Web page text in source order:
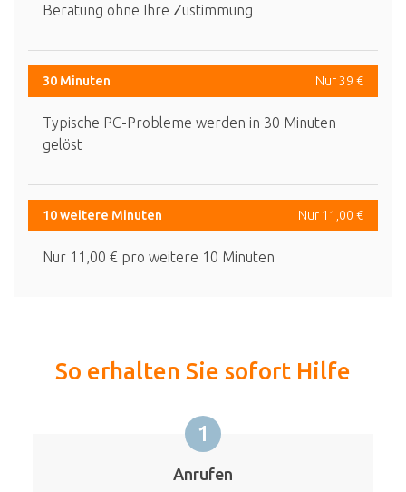
Beratung ohne Ihre Zustimmung
30 Minuten Nur 39 €
Typische PC-Probleme werden in 30 Minuten
gelöst
10 weitere Minuten Nur 11,00 €
Nur 11,00 € pro weitere 10 Minuten
So erhalten Sie sofort Hilfe
1
Anrufen